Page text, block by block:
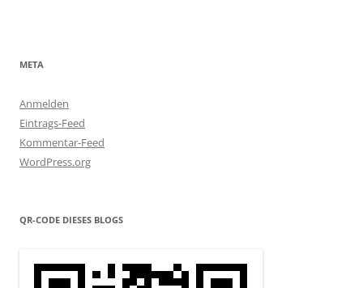
META
Anmelden
Eintrags-Feed
Kommentar-Feed
WordPress.org
QR-CODE DIESES BLOGS